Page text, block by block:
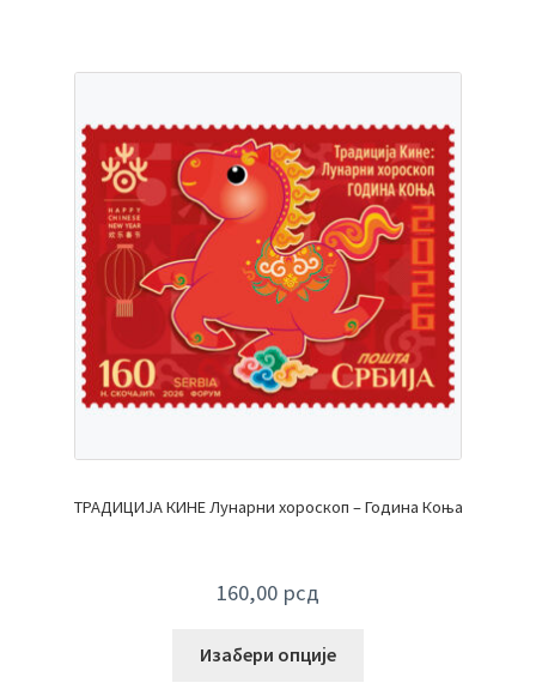
ТРАДИЦИЈА КИНЕ Лунарни хороскоп – Година Коња
160,00 рсд
Изабери опције